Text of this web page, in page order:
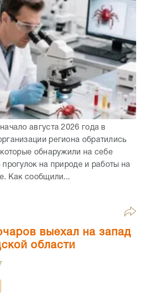
августа 2026 года в
региона обратились
обнаружили на себе
на природе и работы на
Как сообщили...
выехал на запад
области